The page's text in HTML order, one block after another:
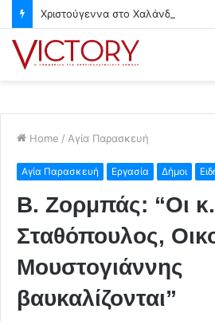
Home / Αγία Παρασκευή
Αγία Παρασκευή Εργασία Δήμοι
Β. Ζορμπάς: “Οι κ.
Σταθόπουλος,
Μουστογιάννης
βαυκαλίζονται”